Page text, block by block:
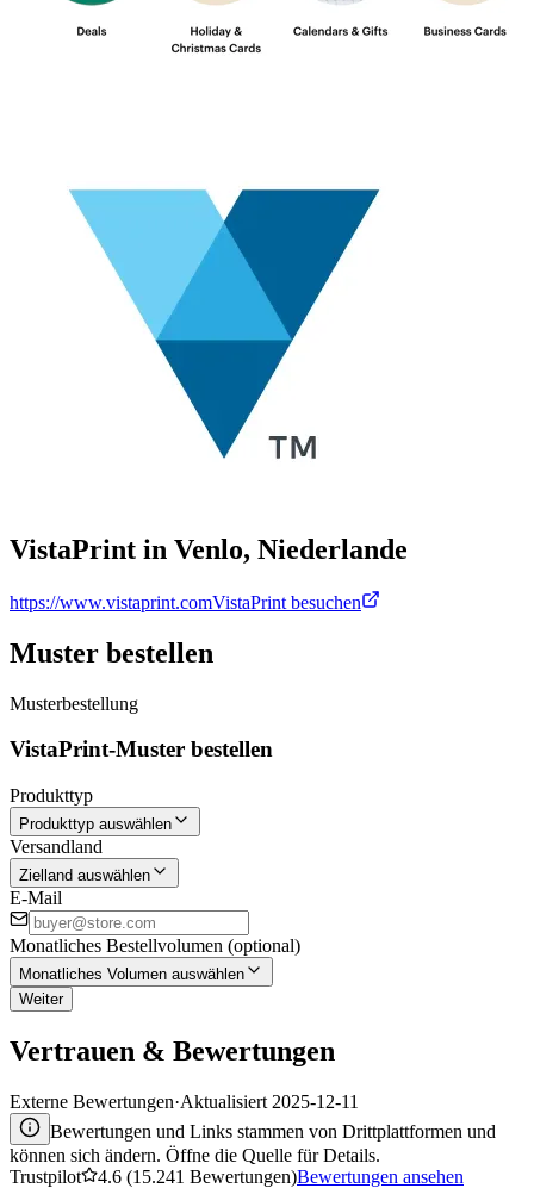
VistaPrint in Venlo, Niederlande
https://www.vistaprint.comVistaPrint besuchen
Muster bestellen
Musterbestellung
VistaPrint-Muster bestellen
Produkttyp
Produkttyp auswählen
Versandland
Zielland auswählen
E-Mail
Monatliches Bestellvolumen (optional)
Monatliches Volumen auswählen
Weiter
Vertrauen & Bewertungen
Externe Bewertungen·Aktualisiert 2025-12-11
Bewertungen und Links stammen von Drittplattformen und
können sich ändern. Öffne die Quelle für Details.
Trustpilot
4.6 (15.241 Bewertungen)Bewertungen ansehen